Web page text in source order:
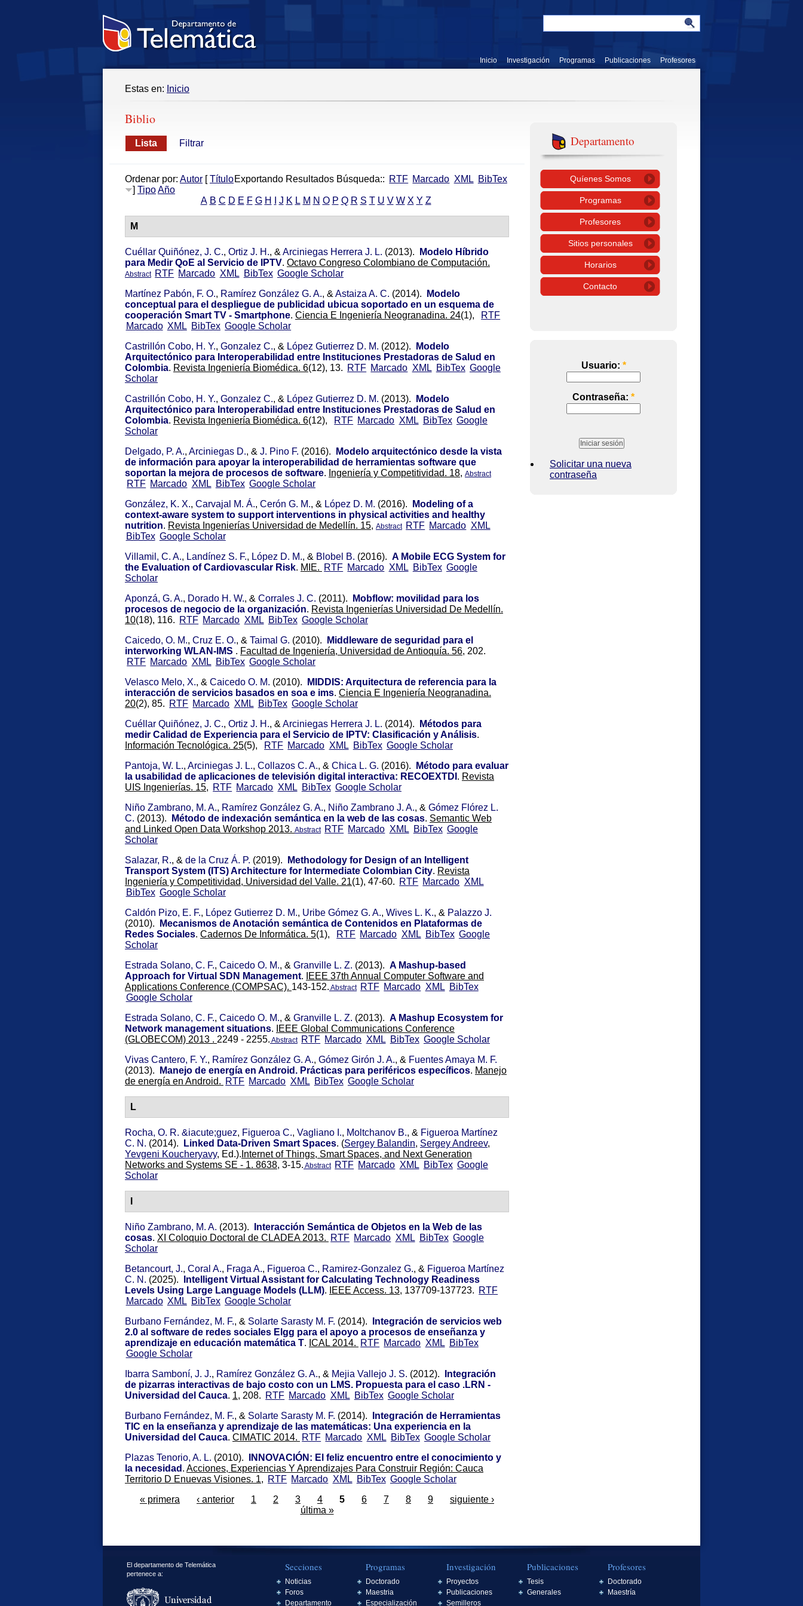
Inicio Investigación Programas Publicaciones Profesores
Estas en: Inicio
Biblio
Lista Filtrar
Exportando Resultados Búsqueda:: RTF Marcado XML BibTex
Ordenar por: Autor [Título
] TipoAño
A B C D E F G H J K L M N O P Q R S T U V W X Y Z
M
Cuéllar Quiñónez, J. C., Ortiz J. H., & Arciniegas Herrera J. L. (2013).
Modelo Híbrido
para Medir QoE al Servicio de IPTV. Octavo Congreso Colombiano de Computación.
Abstract RTF Marcado XML BibTex Google Scholar
Martínez Pabón, F. O., Ramírez González G. A., & Astaiza A. C. (2014).
Modelo
conceptual para el despliegue de publicidad ubicua soportado en un esquema de
cooperación Smart TV - Smartphone. Ciencia E Ingeniería Neogranadina. 24(1),
RTF
Marcado XML BibTex Google Scholar
Castrillón Cobo, H. Y., Gonzalez C., & López Gutierrez D. M. (2012).
Modelo
Arquitectónico para Interoperabilidad entre Instituciones Prestadoras de Salud en
Colombia. Revista Ingeniería Biomédica. 6(12), 13. RTF Marcado XML BibTex Google
Scholar
Castrillón Cobo, H. Y., Gonzalez C., & López Gutierrez D. M. (2013).
Modelo
Arquitectónico para Interoperabilidad entre Instituciones Prestadoras de Salud en
Colombia. Revista Ingeniería Biomédica. 6(12), RTF Marcado XML BibTex Google
Scholar
Delgado, P. A., Arciniegas D., & J. Pino F. (2016).
Modelo arquitectónico desde la vista
de información para apoyar la interoperabilidad de herramientas software que
soportan la mejora de procesos de software. Ingeniería y Competitividad. 18, Abstract
RTF Marcado XML BibTex Google Scholar
González, K. X., Carvajal M. Á., Cerón G. M., & López D. M. (2016).
Modeling of a
context-aware system to support interventions in physical activities and healthy
nutrition. Revista Ingenierías Universidad de Medellín. 15, Abstract RTF Marcado XML
BibTex Google Scholar
Villamil, C. A., Landínez S. F., López D. M., & Blobel B. (2016). A Mobile ECG System for
the Evaluation of Cardiovascular Risk. MIE. RTF Marcado XML BibTex Google
Scholar
Aponzá, G. A., Dorado H. W., & Corrales J. C. (2011).
Mobflow: movilidad para los
procesos de negocio de la organización. Revista Ingenierías Universidad De Medellín.
10(18), 116. RTF Marcado XML BibTex Google Scholar
Caicedo, O. M., Cruz E. O., & Taimal G. (2010).
Middleware de seguridad para el
interworking WLAN-IMS . Facultad de Ingeniería, Universidad de Antioquía. 56, 202.
RTF Marcado XML BibTex Google Scholar
Velasco Melo, X., & Caicedo O. M. (2010).
MIDDIS: Arquitectura de referencia para la
interacción de servicios basados en soa e ims. Ciencia E Ingeniería Neogranadina.
20(2), 85. RTF Marcado XML BibTex Google Scholar
Cuéllar Quiñónez, J. C., Ortiz J. H., & Arciniegas Herrera J. L. (2014).
Métodos para
medir Calidad de Experiencia para el Servicio de IPTV: Clasificación y Análisis.
Información Tecnológica. 25(5), RTF Marcado XML BibTex Google Scholar
Pantoja, W. L., Arciniegas J. L., Collazos C. A., & Chica L. G. (2016).
Método para evaluar
la usabilidad de aplicaciones de televisión digital interactiva: RECOEXTDI . Revista
UIS Ingenierías. 15, RTF Marcado XML BibTex Google Scholar
Niño Zambrano, M. A., Ramírez González G. A., Niño Zambrano J. A., & Gómez Flórez L.
C. (2013). Método de indexación semántica en la web de las cosas. Semantic Web
and Linked Open Data Workshop 2013. Abstract RTF Marcado XML BibTex Google
Scholar
Salazar, R., & de la Cruz Á. P. (2019).
Methodology for Design of an Intelligent
Transport System (ITS) Architecture for Intermediate Colombian City. Revista
Ingeniería y Competitividad, Universidad del Valle. 21(1), 47-60. RTF Marcado XML
BibTex Google Scholar
Caldón Pizo, E. F., López Gutierrez D. M., Uribe Gómez G. A., Wives L. K., & Palazzo J.
(2010).
Mecanismos de Anotación semántica de Contenidos en Plataformas de
Redes Sociales. Cadernos De Informática. 5(1), RTF Marcado XML BibTex Google
Scholar
Estrada Solano, C. F., Caicedo O. M., & Granville L. Z. (2013). A Mashup-based
Approach for Virtual SDN Management.
IEEE 37th Annual Computer Software and
Applications Conference (COMPSAC). 143-152. Abstract RTF Marcado XML BibTex
Google Scholar
Estrada Solano, C. F., Caicedo O. M., & Granville L. Z. (2013). A Mashup Ecosystem for
Network management situations.
IEEE Global Communications Conference
(GLOBECOM) 2013 . 2249 - 2255. Abstract RTF Marcado XML BibTex Google Scholar
Vivas Cantero, F. Y., Ramírez González G. A., Gómez Girón J. A., & Fuentes Amaya M. F.
(2013).
Manejo de energía en Android. Prácticas para periféricos específicos. Manejo
de energía en Android. RTF Marcado XML BibTex Google Scholar
L
Rocha, O. R. &iacute;guez, Figueroa C., Vagliano I., Moltchanov B., & Figueroa Martínez
C. N. (2014). Linked Data-Driven Smart Spaces. (Sergey Balandin, Sergey Andreev,
Yevgeni Koucheryavy, Ed.). Internet of Things, Smart Spaces, and Next Generation
Networks and Systems SE - 1. 8638, 3-15. Abstract RTF Marcado XML BibTex Google
Scholar
Niño Zambrano, M. A. (2013).
Interacción Semántica de Objetos en la Web de las
cosas. XI Coloquio Doctoral de CLADEA 2013. RTF Marcado XML BibTex Google
Scholar
Betancourt, J., Coral A., Fraga A., Figueroa C., Ramirez-Gonzalez G., & Figueroa Martínez
C. N. (2025).
Intelligent Virtual Assistant for Calculating Technology Readiness
Levels Using Large Language Models (LLM). IEEE Access. 13, 137709-137723. RTF
Marcado XML BibTex Google Scholar
Burbano Fernández, M. F., & Solarte Sarasty M. F. (2014).
Integración de servicios web
2.0 al software de redes sociales Elgg para el apoyo a procesos de enseñanza y
aprendizaje en educación matemática T. ICAL 2014. RTF Marcado XML BibTex
Google Scholar
Ibarra Samboní, J. J., Ramírez González G. A., & Mejia Vallejo J. S. (2012).
Integración
de pizarras interactivas de bajo costo con un LMS. Propuesta para el caso .LRN -
Universidad del Cauca. 1, 208. RTF Marcado XML BibTex Google Scholar
Burbano Fernández, M. F., & Solarte Sarasty M. F. (2014).
Integración de Herramientas
TIC en la enseñanza y aprendizaje de las matemáticas: Una experiencia en la
Universidad del Cauca. CIMATIC 2014. RTF Marcado XML BibTex Google Scholar
Plazas Tenorio, A. L. (2010).
INNOVACIÓN: El feliz encuentro entre el conocimiento y
la necesidad . Acciones, Experiencias Y Aprendizajes Para Construir Región: Cauca
Territorio D Enuevas Visiones. 1, RTF Marcado XML BibTex Google Scholar
« primera
‹ anterior 1 2 3 4 5 6 7 8 9
siguiente ›
última »
Departamento
Quíenes Somos
Programas
Profesores
Sitios personales
Horarios
Contacto
Usuario: *
Contraseña: *
Solicitar una nueva
contraseña
El departamento de Telemática
pertenece a:
Secciones
Noticias
Foros
Departamento
Programas
Doctorado
Maestria
Especialización
Investigación
Proyectos
Publicaciones
Semilleros
Publicaciones
Tesis
Generales
Profesores
Doctorado
Maestría